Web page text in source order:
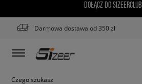
DOŁĄCZ DO SIZEERCLUB
Darmowa dostawa od 350 zł